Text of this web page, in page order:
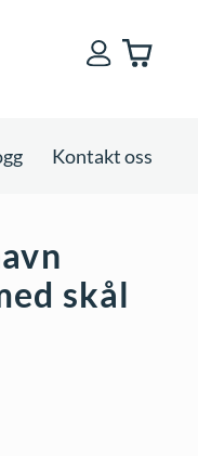
Kontakt oss
skål